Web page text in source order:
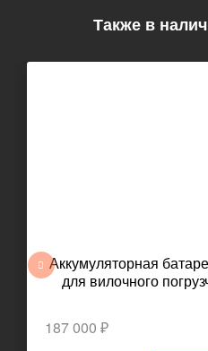
Также в
Аккумуляторная
для вилочного
187 000 ₽